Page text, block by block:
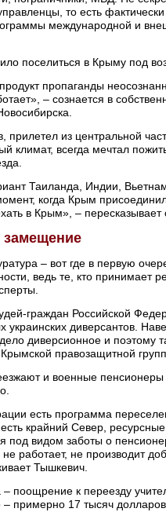
то есть
международной и
поселиться в Крыму под
пропаганды
– сознается в
прилетел из центральной
климат, всегда мечтал
Таиланда, Индии,
когда Крым
в Крым», – пересказывает
замещение
– вот где в первую
ведь те, кто
граждан Российской
украинских диверсантов.
диверсионное и поэтому
правозащитной
и военные пенсионеры
есть программа
крайний Север,
под видом заботы о
работает, не производит
Тышкевич.
поощрение к переезду
примерно 17 тысяч